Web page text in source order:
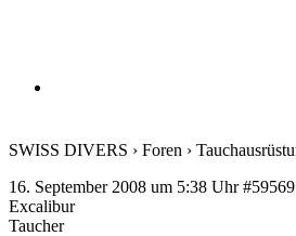
SWISS DIVERS › Foren ›
16. September 2008 um 5:38 Uhr #59569
Excalibur
Taucher